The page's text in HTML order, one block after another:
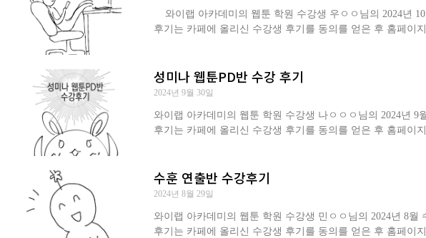
와이랩 아카데미의 웹툰 학원 수강생 우ㅇㅇ님의 2024년
후기는 카페에 올리신 수강생 후기를 동의를 얻은 후 홈페이
성미나 웹툰PD반 수강 후기
2024년 9월 30일
와이랩 아카데미의 웹툰 학원 수강생 나ㅇㅇㅇ님의 2024년 9
후기는 카페에 올리신 수강생 후기를 동의를 얻은 후 홈페이
수훈 연출반 수강후기
2024년 8월 29일
와이랩 아카데미의 웹툰 학원 수강생 민ㅇㅇ님의 2024년 8월
후기는 카페에 올리신 수강생 후기를 동의를 얻은 후 홈페이